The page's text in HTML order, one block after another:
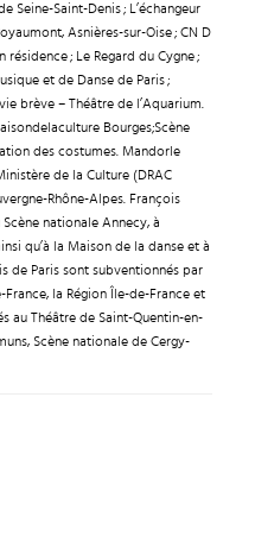
Seine-Saint-Denis ; L’échangeur
Asnières-sur-Oise ; CN D
; Le Regard du Cygne ;
et de Danse de Paris ;
brève – Théâtre de l’Aquarium.
Bourges;Scène
des costumes. Mandorle
de la Culture (DRAC
Rhône-Alpes. François
nationale Annecy, à
qu’à la Maison de la danse et à
de Paris sont subventionnés par
la Région Île-de-France et
au Théâtre de Saint-Quentin-en-
Scène nationale de Cergy-